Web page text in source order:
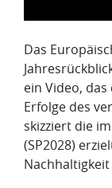
Das
ein Video,
Erfolge des
skizziert die
(SP2028)